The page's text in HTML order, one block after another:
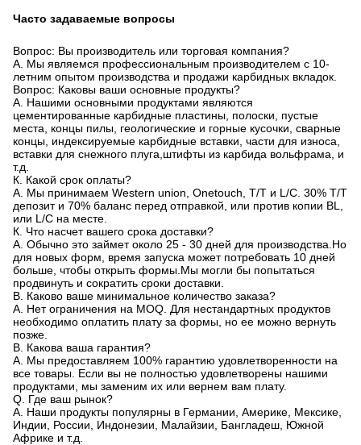
Часто задаваемые вопросы
Вопрос: Вы производитель или торговая компания?
A. Мы являемся профессиональным производителем с 10-
летним опытом производства и продажи карбидных вкладок.
Вопрос: Каковы ваши основные продукты?
A. Нашими основными продуктами являются
цементированные карбидные пластины, полоски, пустые
места, концы пилы, геологические и горные кусочки, сварные
концы, индексируемые карбидные вставки, части для износа,
вставки для снежного плуга,штифты из карбида вольфрама, и
т.д.
К. Какой срок оплаты?
A. Мы принимаем Western union, Onetouch, T/T и L/C. 30% T/T
депозит и 70% баланс перед отправкой, или против копии BL,
или L/C на месте.
К. Что насчет вашего срока доставки?
A. Обычно это займет около 25 - 30 дней для производства.Но
для новых форм, время запуска может потребовать 10 дней
больше, чтобы открыть формы.Мы могли бы попытаться
продвинуть и сократить сроки доставки.
В. Каково ваше минимальное количество заказа?
A. Нет ограничения на MOQ. Для нестандартных продуктов
необходимо оплатить плату за формы, но ее можно вернуть
позже.
В. Какова ваша гарантия?
A. Мы предоставляем 100% гарантию удовлетворенности на
все товары. Если вы не полностью удовлетворены нашими
продуктами, мы заменим их или вернем вам плату.
Q. Где ваш рынок?
A. Наши продукты популярны в Германии, Америке, Мексике,
Индии, России, Индонезии, Малайзии, Бангладеш, Южной
Африке и т.д.